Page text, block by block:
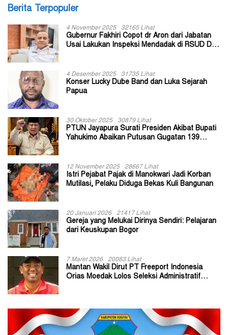
Berita Terpopuler
4 November 2025 32165 Lihat
Gubernur Fakhiri Copot dr Aron dari Jabatan
Usai Lakukan Inspeksi Mendadak di RSUD Dok
4 Desember 2025 31735 Lihat
Konser Lucky Dube Band dan Luka Sejarah
Papua
30 Oktober 2025 30879 Lihat
PTUN Jayapura Surati Presiden Akibat Bupati
Yahukimo Abaikan Putusan Gugatan 139
12 November 2025 28667 Lihat
Istri Pejabat Pajak di Manokwari Jadi Korban
Mutilasi, Pelaku Diduga Bekas Kuli Bangunan
20 Januari 2026 21417 Lihat
Gereja yang Melukai Dirinya Sendiri: Pelajaran
dari Keuskupan Bogor
7 Maret 2026 20083 Lihat
Mantan Wakil Dirut PT Freeport Indonesia
Orias Moedak Lolos Seleksi Administratif